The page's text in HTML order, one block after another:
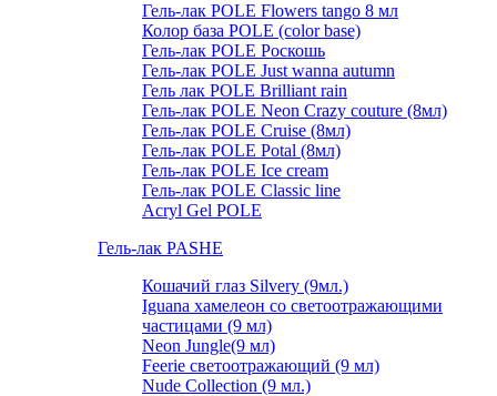
Гель-лак POLE Flowers tango 8 мл
Колор база POLE (color base)
Гель-лак POLE Роскошь
Гель-лак POLE Just wanna autumn
Гель лак POLE Brilliant rain
Гель-лак POLE Neon Crazy couture (8мл)
Гель-лак POLE Cruise (8мл)
Гель-лак POLE Potal (8мл)
Гель-лак POLE Ice cream
Гель-лак POLE Classic line
Acryl Gel POLE
Гель-лак PASHE
Кошачий глаз Silvery (9мл.)
Iguana хамелеон со светоотражающими
частицами (9 мл)
Neon Jungle(9 мл)
Feerie светоотражающий (9 мл)
Nude Collection (9 мл.)